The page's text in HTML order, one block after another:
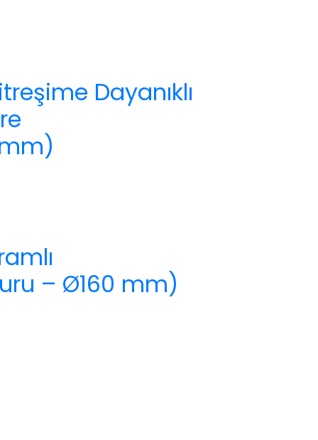
Dayanıklı
– Ø160 mm)